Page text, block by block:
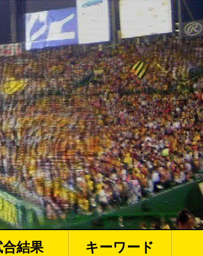
結果 キーワード